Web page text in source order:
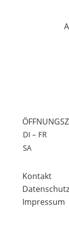
DI – FR
SA
Kontakt
Datenschutz
Impressum